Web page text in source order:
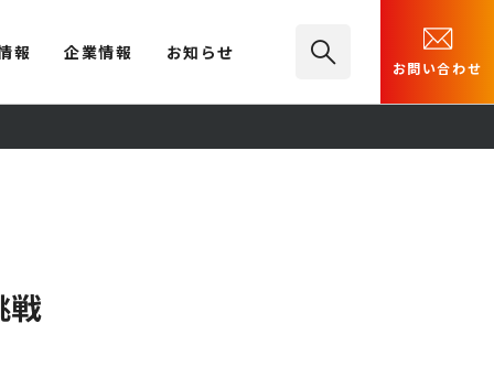
報 企業情報 お知らせ
お問い合わせ
戦